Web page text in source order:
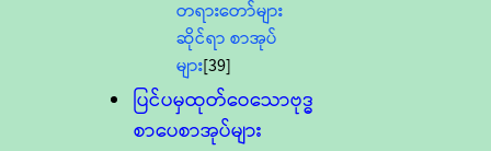
တရားတော်များ
ဆိုင်ရာ စာအုပ်
များ[39]
ပြင်ပမှထုတ်ဝေသောဗုဒ္ဓ
စာပေစာအုပ်များ